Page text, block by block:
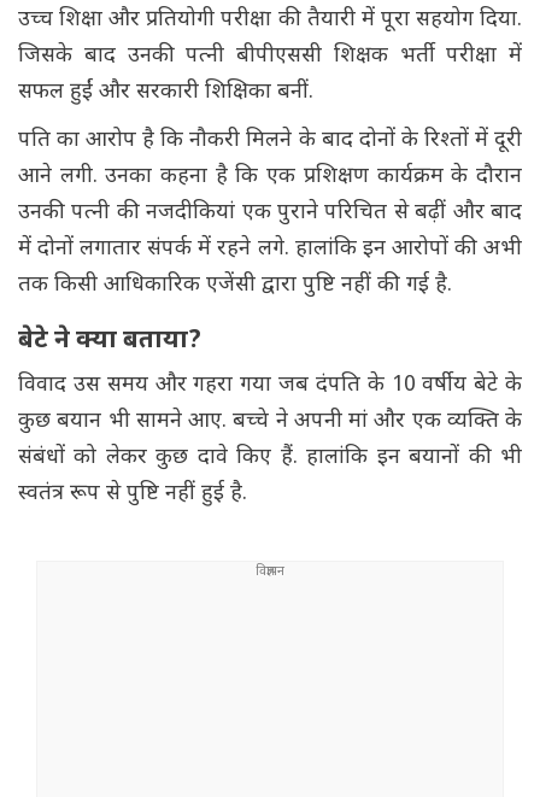
उच्च शिक्षा और प्रतियोगी परीक्षा की तैयारी में पूरा सहयोग दिया.
जिसके बाद उनकी पत्नी बीपीएससी शिक्षक भर्ती परीक्षा में
सफल हुईं और सरकारी शिक्षिका बनीं.
पति का आरोप है कि नौकरी मिलने के बाद दोनों के रिश्तों में दूरी
आने लगी. उनका कहना है कि एक प्रशिक्षण कार्यक्रम के दौरान
उनकी पत्नी की नजदीकियां एक पुराने परिचित से बढ़ीं और बाद
में दोनों लगातार संपर्क में रहने लगे. हालांकि इन आरोपों की अभी
तक किसी आधिकारिक एजेंसी द्वारा पुष्टि नहीं की गई है.
बेटे ने क्या बताया?
विवाद उस समय और गहरा गया जब दंपति के 10 वर्षीय बेटे के
कुछ बयान भी सामने आए. बच्चे ने अपनी मां और एक व्यक्ति के
संबंधों को लेकर कुछ दावे किए हैं. हालांकि इन बयानों की भी
स्वतंत्र रूप से पुष्टि नहीं हुई है.